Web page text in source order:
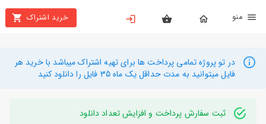
خرید اشتراک
بستن
محصولات
تهیه
راهنما
در تو پروژه تمامی پرداخت ها برای تهیه اشتراک میباشد با خرید هر
فایل میتوانید به مدت حداقل یک ماه 35 فایل را دانلود کنید
ثبت سفارش پرداخت و افزایش تعداد دانلود